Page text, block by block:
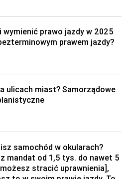
wymienić prawo jazdy w 2025
prawem jazdy?
ulicach miast? Samorządowe
samochód w okularach?
mandat od 1,5 tys. do nawet 5
stracić uprawnienia],